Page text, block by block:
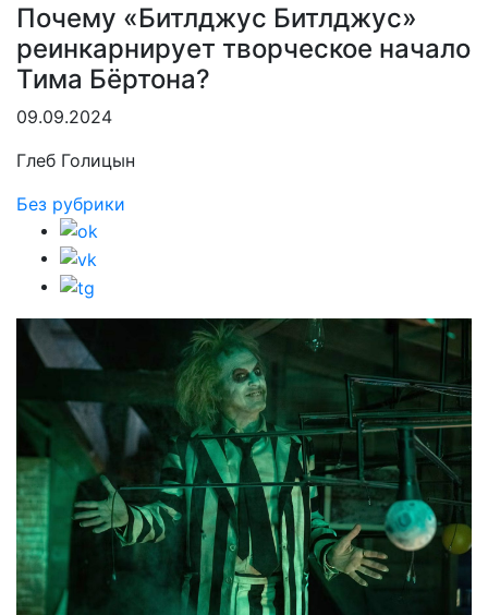
Почему «Битлджус Битлджус»
реинкарнирует творческое начало
Тима Бёртона?
09.09.2024
Глеб Голицын
Без рубрики